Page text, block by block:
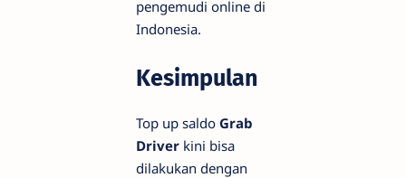
pengemudi online di
Indonesia.
Kesimpulan
Top up saldo Grab
Driver kini bisa
dilakukan dengan